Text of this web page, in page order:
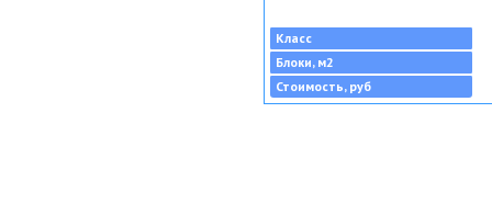
Класс
Блоки, м2
Стоимость, руб